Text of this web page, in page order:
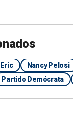
Eric
Nancy Pelosi
Partido Demócrata